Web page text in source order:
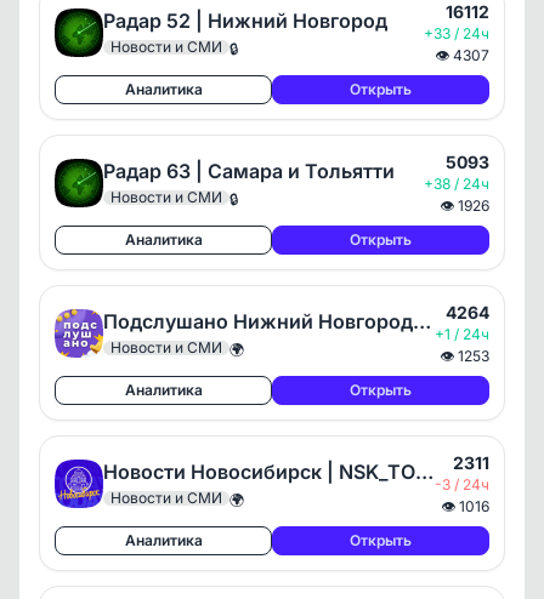
Радар 52 | Нижний Новгород
Новости и СМИ 🔒
16112
+33 / 24ч
👁 4307
Аналитика
Открыть
Радар 63 | Самара и Тольятти
Новости и СМИ 🔒
5093
+38 / 24ч
👁 1926
Аналитика
Открыть
Подслушано Нижний Новгород и Область
Новости и СМИ 🌍
4264
+1 / 24ч
👁 1253
Аналитика
Открыть
Новости Новосибирск | NSK_TODAY
Новости и СМИ 🌍
2311
-3 / 24ч
👁 1016
Аналитика
Открыть